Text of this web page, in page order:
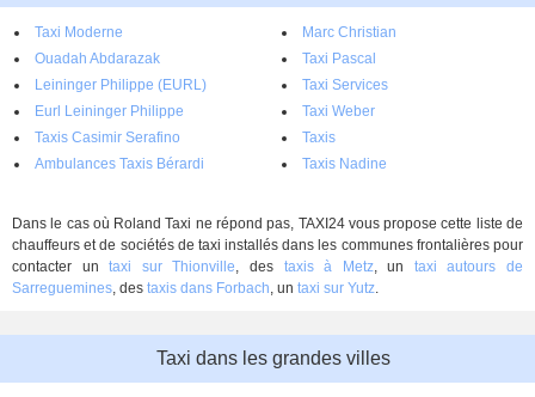
Taxi Moderne
Marc Christian
Ouadah Abdarazak
Taxi Pascal
Leininger Philippe (EURL)
Taxi Services
Eurl Leininger Philippe
Taxi Weber
Taxis Casimir Serafino
Taxis
Ambulances Taxis Bérardi
Taxis Nadine
Dans le cas où Roland Taxi ne répond pas, TAXI24 vous propose cette liste de
chauffeurs et de sociétés de taxi installés dans les communes frontalières pour
contacter untaxi sur Thionville, des taxis à Metz, un taxi autours de
Sarreguemines, des taxis dans Forbach, un taxi sur Yutz.
Taxi dans les grandes villes